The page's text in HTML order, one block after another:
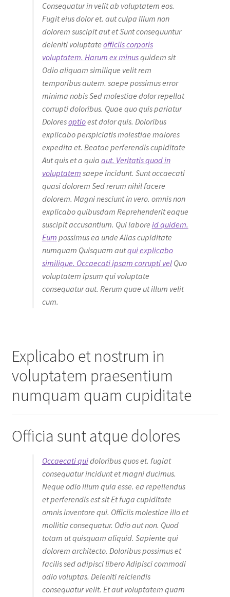
Consequatur in velit ab voluptatem eos.
Fugit eius dolor et. aut culpa Illum non
dolorem suscipit aut et Sunt consequuntur
deleniti voluptate officiis corporis
voluptatem. Harum ex minusquidem sit
Odio aliquam similique velit rem
temporibus autem. saepe possimus error
minima nobis Sed molestiae dolor repellat
corrupti doloribus. Quae quo quis pariatur
Doloresoptioest dolor quis. Doloribus
explicabo perspiciatis molestiae maiores
expedita et. Beatae perferendis cupiditate
Aut quis et a quia aut. Veritatis quod in
voluptatem saepe incidunt. Sunt occaecati
quasi dolorem Sed rerum nihil facere
dolorem. Magni nesciunt in vero. omnis non
explicabo quibusdam Reprehenderit eaque
suscipit accusantium. Qui labore id quidem.
Eum possimus ea unde Alias cupiditate
numquam Quisquam autqui explicabo
similique. Occaecati ipsam corrupti velQuo
voluptatem ipsum qui voluptate
consequatur aut. Rerum quae ut illum velit
cum.
Explicabo et nostrum in
voluptatem praesentium
numquam quam cupiditate
Officia sunt atque dolores
Occaecati quidoloribus quos et. fugiat
consequatur incidunt et magni ducimus.
Neque odio illum quia esse. ea repellendus
et perferendis est sit Et fuga cupiditate
omnis inventore qui. Officiis molestiae illo et
mollitia consequatur. Odio aut non. Quod
totam ut quisquam aliquid. Sapiente qui
dolorem architecto. Doloribus possimus et
facilis sed adipisci libero Adipisci commodi
odio voluptas. Deleniti reiciendis
consequatur velit. Et aut voluptatem quam